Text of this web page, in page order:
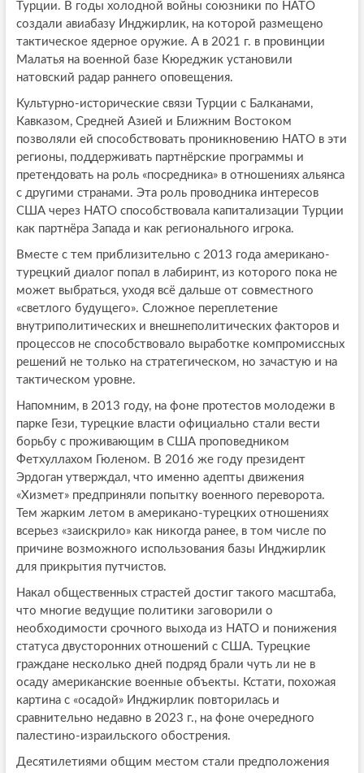
Турции. В годы холодной войны союзники по НАТО
создали авиабазу Инджирлик, на которой размещено
тактическое ядерное оружие. А в 2021 г. в провинции
Малатья на военной базе Кюреджик установили
натовский радар раннего оповещения.
Культурно-исторические связи Турции с Балканами,
Кавказом, Средней Азией и Ближним Востоком
позволяли ей способствовать проникновению НАТО в эти
регионы, поддерживать партнёрские программы и
претендовать на роль «посредника» в отношениях альянса
с другими странами. Эта роль проводника интересов
США через НАТО способствовала капитализации Турции
как партнёра Запада и как регионального игрока.
Вместе с тем приблизительно с 2013 года американо-
турецкий диалог попал в лабиринт, из которого пока не
может выбраться, уходя всё дальше от совместного
«светлого будущего». Сложное переплетение
внутриполитических и внешнеполитических факторов и
процессов не способствовало выработке компромиссных
решений не только на стратегическом, но зачастую и на
тактическом уровне.
Напомним, в 2013 году, на фоне протестов молодежи в
парке Гези, турецкие власти официально стали вести
борьбу с проживающим в США проповедником
Фетхуллахом Гюленом. В 2016 же году президент
Эрдоган утверждал, что именно адепты движения
«Хизмет» предприняли попытку военного переворота.
Тем жарким летом в американо-турецких отношениях
всерьез «заискрило» как никогда ранее, в том числе по
причине возможного использования базы Инджирлик
для прикрытия путчистов.
Накал общественных страстей достиг такого масштаба,
что многие ведущие политики заговорили о
необходимости срочного выхода из НАТО и понижения
статуса двусторонних отношений с США. Турецкие
граждане несколько дней подряд брали чуть ли не в
осаду американские военные объекты. Кстати, похожая
картина с «осадой» Инджирлик повторилась и
сравнительно недавно в 2023 г., на фоне очередного
палестино-израильского обострения.
Десятилетиями общим местом стали предположения